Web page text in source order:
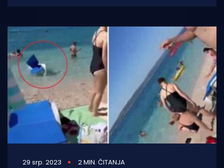
Time
29 srp. 2023 2 MIN. ČITANJA